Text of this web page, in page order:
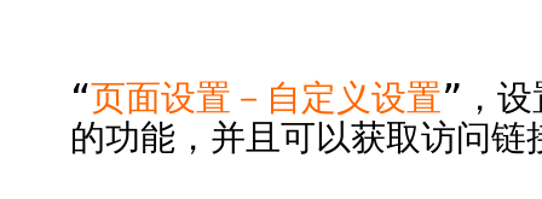
“页面设置－自定义设置”，
的功能，并且可以获取访问